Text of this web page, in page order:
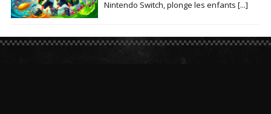
Nintendo Switch, plonge les enfants [...]